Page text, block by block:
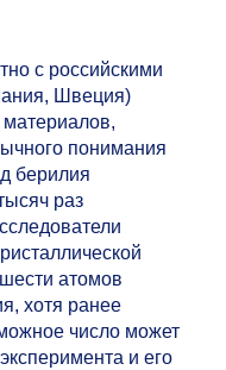
с российскими
Швеция)
материалов,
понимания
берилия
раз
атомов
хотя ранее
число может
и его